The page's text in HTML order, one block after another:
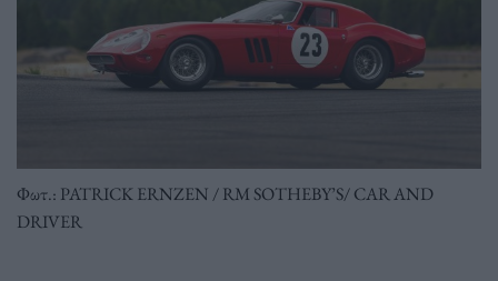
Φωτ.: PATRICK ERNZEN / RM SOTHEBY’S/ CAR AND
DRIVER